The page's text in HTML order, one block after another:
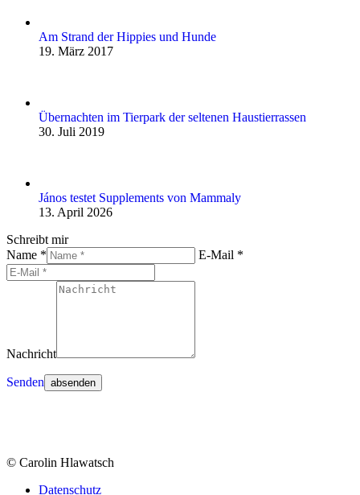
Am Strand der Hippies und Hunde
19. März 2017
Übernachten im Tierpark der seltenen Haustierrassen
30. Juli 2019
János testet Supplements von Mammaly
13. April 2026
Schreibt mir
Name *
E-Mail *
Nachricht
Senden
© Carolin Hlawatsch
Datenschutz